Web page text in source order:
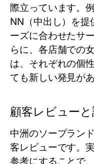
際立っています。
NN（中出し）を提
ーズに合わせたサ
らに、各店舗での
は、それぞれの個
ても新しい発見が
顧客レビュー
中洲のソープラン
客レビューです。
参考にすることで